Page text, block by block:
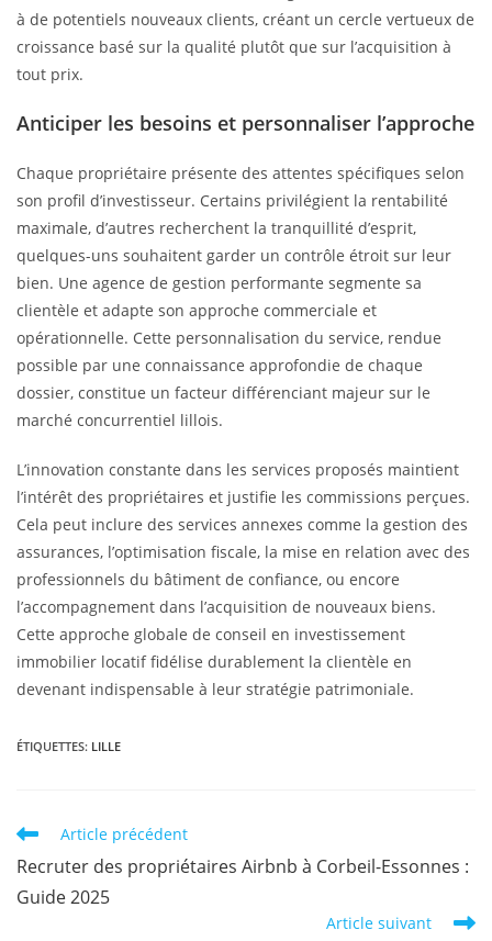
à de potentiels nouveaux clients, créant un cercle vertueux de
croissance basé sur la qualité plutôt que sur l’acquisition à
tout prix.
Anticiper les besoins et personnaliser l’approche
Chaque propriétaire présente des attentes spécifiques selon
son profil d’investisseur. Certains privilégient la rentabilité
maximale, d’autres recherchent la tranquillité d’esprit,
quelques-uns souhaitent garder un contrôle étroit sur leur
bien. Une agence de gestion performante segmente sa
clientèle et adapte son approche commerciale et
opérationnelle. Cette personnalisation du service, rendue
possible par une connaissance approfondie de chaque
dossier, constitue un facteur différenciant majeur sur le
marché concurrentiel lillois.
L’innovation constante dans les services proposés maintient
l’intérêt des propriétaires et justifie les commissions perçues.
Cela peut inclure des services annexes comme la gestion des
assurances, l’optimisation fiscale, la mise en relation avec des
professionnels du bâtiment de confiance, ou encore
l’accompagnement dans l’acquisition de nouveaux biens.
Cette approche globale de conseil en investissement
immobilier locatif fidélise durablement la clientèle en
devenant indispensable à leur stratégie patrimoniale.
ÉTIQUETTES: LILLE
Article précédent
Recruter des propriétaires Airbnb à Corbeil-Essonnes :
Guide 2025
Article suivant